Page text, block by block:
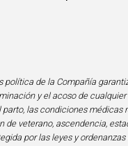
política de la Compañía
y el acoso de
las condiciones médicas
veterano, ascendencia,
por las leyes y ordenanzas